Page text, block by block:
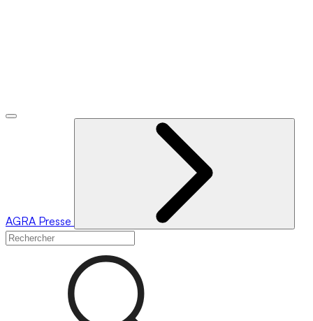
AGRA Presse